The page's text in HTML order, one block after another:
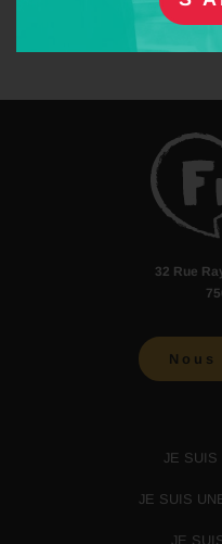
32 Rue
JE SUIS
JE SUIS
JE